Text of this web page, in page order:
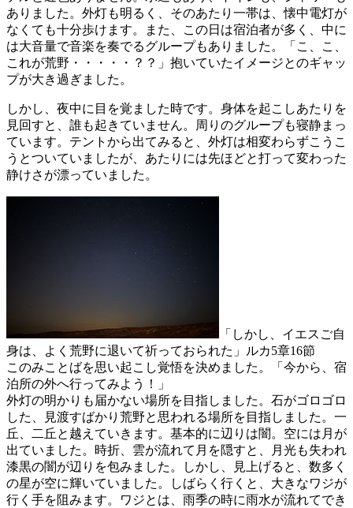
ありました。外灯も明るく、そのあたり一帯は、懐中電灯が
なくても十分歩けます。また、この日は宿泊者が多く、中に
は大音量で音楽を奏でるグループもありました。「こ、こ、
これが荒野・・・・・？？」抱いていたイメージとのギャッ
プが大き過ぎました。
しかし、夜中に目を覚ました時です。身体を起こしあたりを
見回すと、誰も起きていません。周りのグループも寝静まっ
ています。テントから出てみると、外灯は相変わらずこうこ
うとついていましたが、あたりには先ほどと打って変わった
静けさが漂っていました。
「しかし、イエスご自
身は、よく荒野に退いて祈っておられた」ルカ5章16節
このみことばを思い起こし覚悟を決めました。「今から、宿
泊所の外へ行ってみよう！」
外灯の明かりも届かない場所を目指しました。石がゴロゴロ
した、見渡すばかり荒野と思われる場所を目指しました。一
丘、二丘と越えていきます。基本的に辺りは闇。空には月が
出ていました。時折、雲が流れて月を隠すと、月光も失われ
漆黒の闇が辺りを包みました。しかし、見上げると、数多く
の星が空に輝いていました。しばらく行くと、大きなワジが
行く手を阻みます。ワジとは、雨季の時に雨水が流れてでき